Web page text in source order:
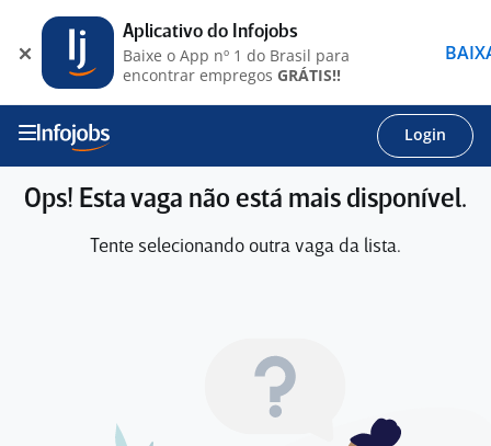
Login
Ops! Esta vaga não está mais disponível.
Tente selecionando outra vaga da lista.
Aplicativo do Infojobs
Baixe o App nº 1 do Brasil para
encontrar empregos GRÁTIS!!